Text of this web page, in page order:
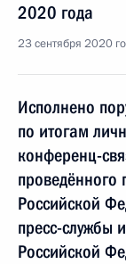
2020 года
23 сентября 2020
Исполнено
по итогам
конференц-
проведённого
Российской
пресс-службы
Российской